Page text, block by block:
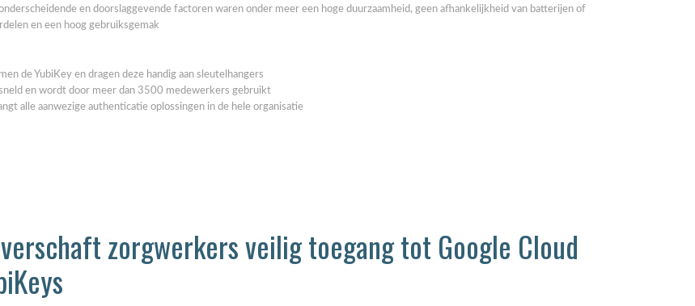
en doorslaggevende factoren waren onder meer een hoge duurzaamheid, geen afhankelijkheid van batterijen of
en een hoog gebruiksgemak
de YubiKey en dragen deze handig aan sleutelhangers
en wordt door meer dan 3500 medewerkers gebruikt
alle aanwezige authenticatie oplossingen in de hele organisatie
zorgwerkers veilig toegang tot Google Cloud
5 misverstanden over
YubiKeys (en waarom ze
hardware security...
standaard in Entra ID
Microsoft zet een grote
stap richting een...